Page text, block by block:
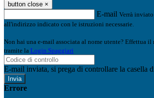
button close ×
E-mail Verrà
all'indirizzo indicato con le istruzioni necessarie.
Non hai una e-mail associata al nome utente? Effettua il
tramite la Login Spaggiari
E-mail inviata, si prega di controllare la casella
Errore